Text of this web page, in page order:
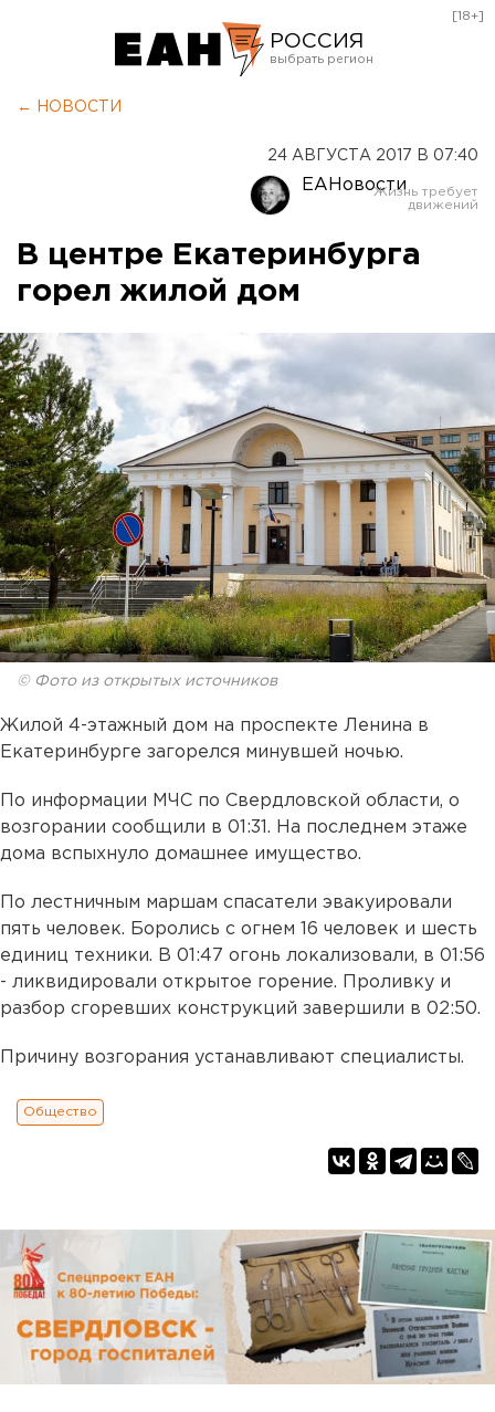
РОССИЯ
Оренбург
[18+]
← НОВОСТИ
24 АВГУСТА 2017 В 07:40
ЕАНовости
В центре Екатеринбурга
горел жилой дом
© Фото из открытых источников
Жилой 4-этажный дом на проспекте Ленина в
Екатеринбурге загорелся минувшей ночью.
По информации МЧС по Свердловской области, о
возгорании сообщили в 01:31. На последнем этаже
дома вспыхнуло домашнее имущество.
По лестничным маршам спасатели эвакуировали
пять человек. Боролись с огнем 16 человек и шесть
единиц техники. В 01:47 огонь локализовали, в 01:56
- ликвидировали открытое горение. Проливку и
разбор сгоревших конструкций завершили в 02:50.
Причину возгорания устанавливают специалисты.
Общество